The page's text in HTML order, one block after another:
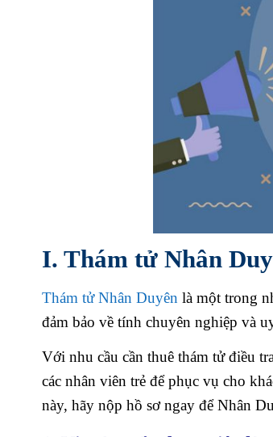
I. Thám tử Nhân
Thám tử Nhân Duyên là một trong
đảm bảo về tính chuyên nghiệp và
Với nhu cầu cần thuê thám tử điều
các nhân viên trẻ để phục vụ cho
này, hãy nộp hồ sơ ngay để Nhân